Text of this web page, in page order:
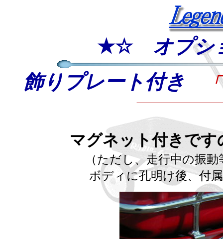
★☆
オプシ
飾りプレート付き
「
マグネット付きで
（ただし、走行中の振
ボディに孔明け後、付